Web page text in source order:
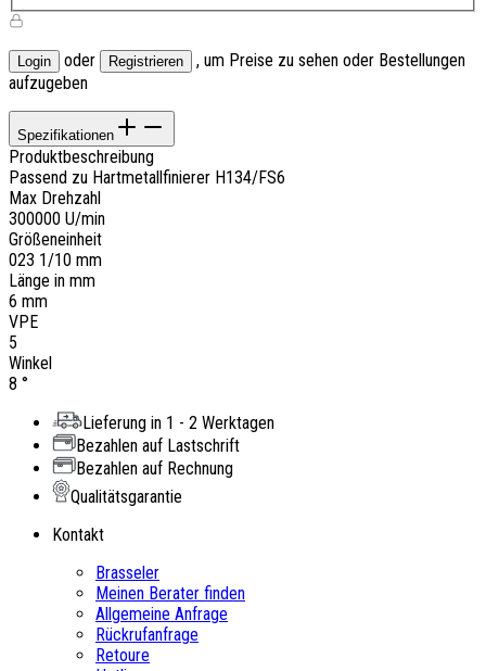
Login oder Registrieren
, um Preise zu sehen oder Bestellungen
aufzugeben
Spezifikationen
Produktbeschreibung
Passend zu Hartmetallfinierer H134/FS6
Max Drehzahl
300000 U/min
Größeneinheit
023 1/10 mm
Länge in mm
6 mm
VPE
5
Winkel
8 °
Lieferung in 1 - 2 Werktagen
Bezahlen auf Lastschrift
Bezahlen auf Rechnung
Qualitätsgarantie
Kontakt
Brasseler
Meinen Berater finden
Allgemeine Anfrage
Rückrufanfrage
Retoure